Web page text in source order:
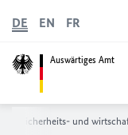
Auswärtiges Amt
DE EN FR
zu sicherheits- und